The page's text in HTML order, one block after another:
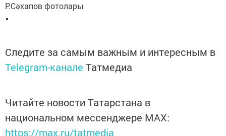
Р.Сәхапов фотолары
Следите за самым важным и интересным в
Telegram-канале Татмедиа
Читайте новости Татарстана в
национальном мессенджере MАХ:
https://max.ru/tatmedia